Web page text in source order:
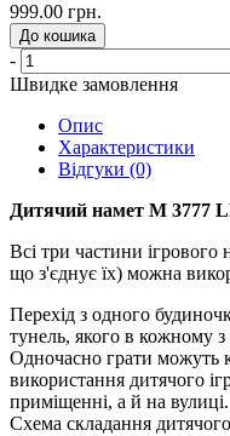
999.00 грн.
До кошика
-
Швидке замовлення
Опис
Характеристики
Відгуки (0)
Дитячий намет M 3777
Всі три частини
що з'єднує їх) можна
Перехід з одного
тунель, якого в кожному з
Одночасно грати можуть
використання дитячого
приміщенні, а й на вулиці.
Схема складання